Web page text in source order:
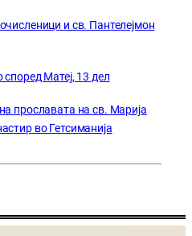
и св. Пантелејмон
Матеј, 13 дел
прославата на св. Марија
во Гетсиманија